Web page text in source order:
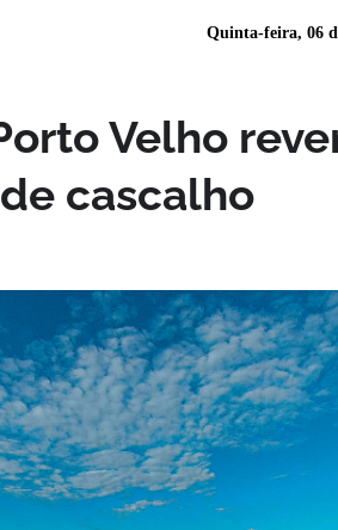
Quinta-feira, 06
Velho
cascalho